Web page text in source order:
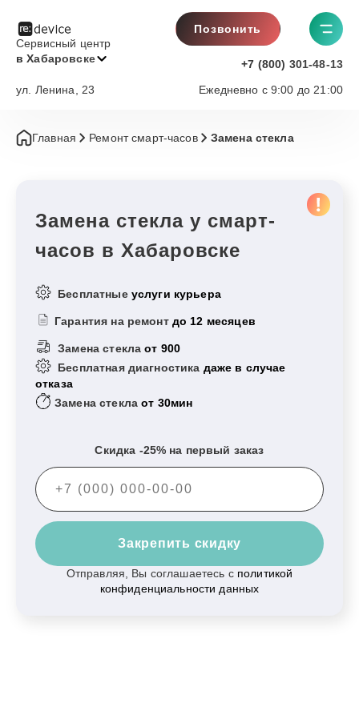
Сервисный центр
в Хабаровске
Позвонить
+7 (800) 301-48-13
Ежедневно с 9:00 до 21:00
ул. Ленина, 23
Главная Ремонт смарт-часов Замена стекла
Замена стекла у смарт-
часов в Хабаровске
Бесплатныеуслуги курьера
Гарантия на ремонт до 12 месяцев
Замена стекла от 900
Бесплатная диагностика даже в случае
отказа
Замена стеклаот 30мин
Скидка -25% на первый заказ
Закрепить скидку
Отправляя, Вы соглашаетесь с политикой
конфиденциальности данных